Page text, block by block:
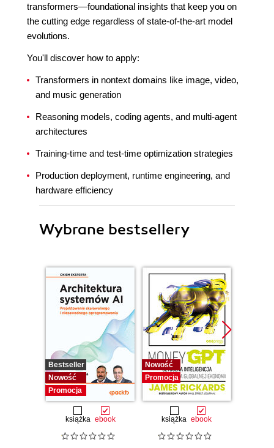
transformers—foundational insights that keep you on
the cutting edge regardless of state-of-the-art model
evolutions.
You'll discover how to apply:
Transformers in nontext domains like image, video,
and music generation
Reasoning models, coding agents, and multi-agent
architectures
Training-time and test-time optimization strategies
Production deployment, runtime engineering, and
hardware efficiency
Wybrane bestsellery
Bestseller
Nowość
Promocja
książka ebook
Nowość
Promocja
książka ebook